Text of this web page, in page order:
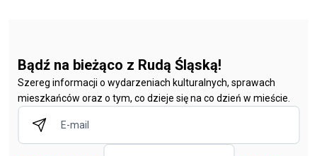
Bądź na bieżąco z Rudą Śląską!
Szereg informacji o wydarzeniach kulturalnych, sprawach
mieszkańców oraz o tym, co dzieje się na co dzień w mieście.